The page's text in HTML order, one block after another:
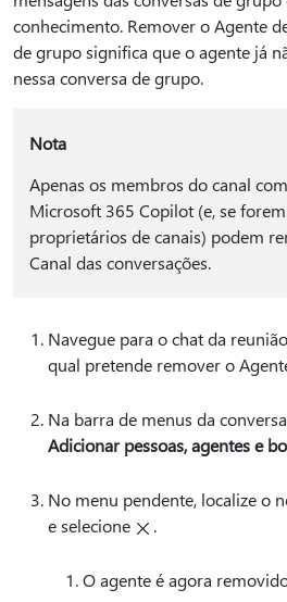
conhecimento. Remover o Agente
de grupo significa que o agente já
nessa conversa de grupo.
Nota
Apenas os membros do canal
Microsoft 365 Copilot (e, se
proprietários de canais) podem
Canal das conversações.
Navegue para o chat da
qual pretende remover o
Na barra de menus da
Adicionar pessoas, agentes e
No menu pendente, localize o
e selecione
.
O agente é agora